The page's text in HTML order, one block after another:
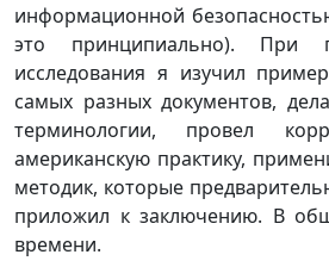
информационной
это принципиально). При
исследования я изучил
самых разных документов,
терминологии, провел
американскую практику,
методик, которые
приложил к заключению. В
времени.